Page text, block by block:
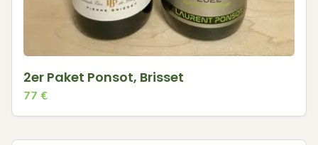
2er Paket Ponsot, Brisset
77 €